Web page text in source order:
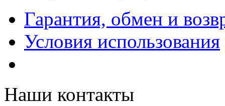
Гарантия, обмен и
Условия использования
Наши контакты